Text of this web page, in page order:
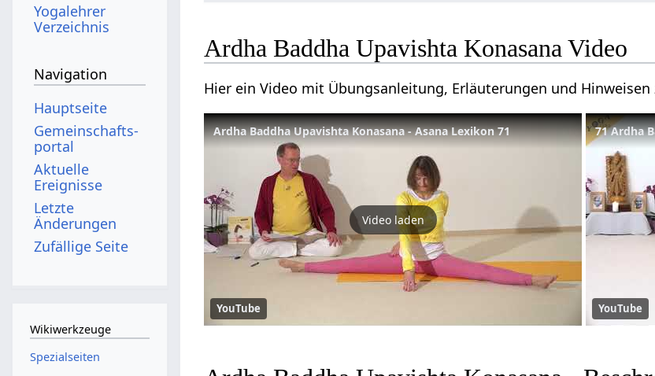
Ardha Baddha Upavishta Konasana Video
Hier ein Video mit Übungsanleitung, Erläuterungen und
Ardha Baddha Upavishta Konasana - Asana Lexikon 71
Video laden
YouTube
71 Ardha
YouTube
Yogalehrer
Verzeichnis
Navigation
Hauptseite
Gemeinschafts­
portal
Aktuelle
Ereignisse
Letzte
Änderungen
Zufällige Seite
Wikiwerkzeuge
Spezialseiten